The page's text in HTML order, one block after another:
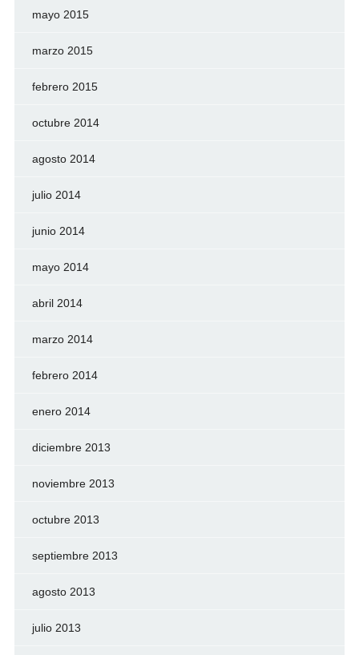
mayo 2015
marzo 2015
febrero 2015
octubre 2014
agosto 2014
julio 2014
junio 2014
mayo 2014
abril 2014
marzo 2014
febrero 2014
enero 2014
diciembre 2013
noviembre 2013
octubre 2013
septiembre 2013
agosto 2013
julio 2013